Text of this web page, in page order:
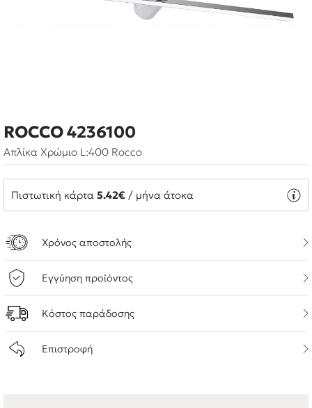
ROCCO 4236100
Απλίκα Χρώμιο L:400 Rocco
Πιστωτική κάρτα 5.42€ / μήνα άτοκα
Χρόνος αποστολής
Εγγύηση προϊόντος
Κόστος παράδοσης
Επιστροφή